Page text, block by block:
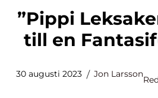
”Pippi Leksaker: Nyckeln
till en
30 augusti 2023 Jon Larsson